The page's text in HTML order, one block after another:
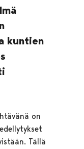
kuntien
on
Tällä